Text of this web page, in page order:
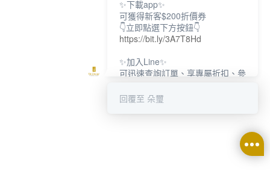
✨下載app✨
可獲得新客$200折價券
👇立即點選下方按鈕👇
https://bit.ly/3A7T8Hd
✨加入Line✨
可迅速查詢訂單、享專屬折扣、參
👇立即點選下方按鈕👇
回覆至 朵璽